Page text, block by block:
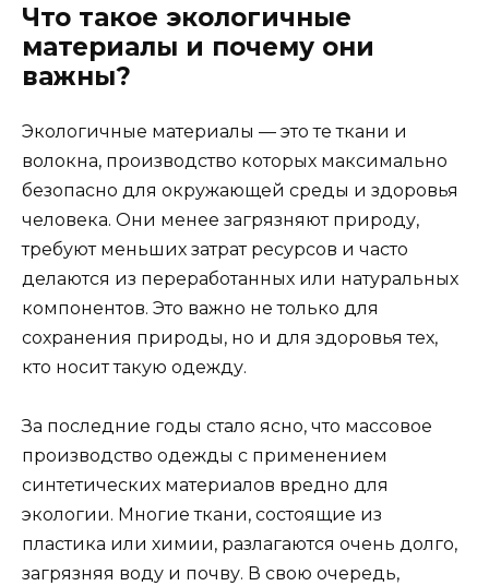
Что такое экологичные
материалы и почему они
важны?
Экологичные материалы — это те ткани и
волокна, производство которых максимально
безопасно для окружающей среды и здоровья
человека. Они менее загрязняют природу,
требуют меньших затрат ресурсов и часто
делаются из переработанных или натуральных
компонентов. Это важно не только для
сохранения природы, но и для здоровья тех,
кто носит такую одежду.
За последние годы стало ясно, что массовое
производство одежды с применением
синтетических материалов вредно для
экологии. Многие ткани, состоящие из
пластика или химии, разлагаются очень долго,
загрязняя воду и почву. В свою очередь,